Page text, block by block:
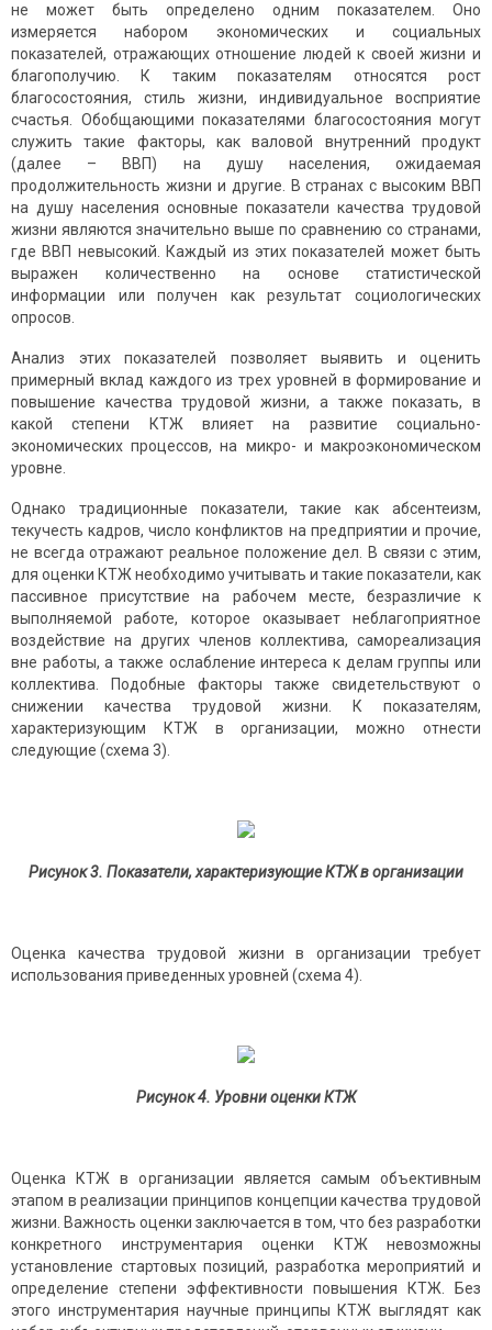
не может быть определено одним показателем. Оно
измеряется набором экономических и социальных
показателей, отражающих отношение людей к своей жизни и
благополучию. К таким показателям относятся рост
благосостояния, стиль жизни, индивидуальное восприятие
счастья. Обобщающими показателями благосостояния могут
служить такие факторы, как валовой внутренний продукт
(далее – ВВП) на душу населения, ожидаемая
продолжительность жизни и другие. В странах с высоким ВВП
на душу населения основные показатели качества трудовой
жизни являются значительно выше по сравнению со странами,
где ВВП невысокий. Каждый из этих показателей может быть
выражен количественно на основе статистической
информации или получен как результат социологических
опросов.
Анализ этих показателей позволяет выявить и оценить
примерный вклад каждого из трех уровней в формирование и
повышение качества трудовой жизни, а также показать, в
какой степени КТЖ влияет на развитие социально-
экономических процессов, на микро- и макроэкономическом
уровне.
Однако традиционные показатели, такие как абсентеизм,
текучесть кадров, число конфликтов на предприятии и прочие,
не всегда отражают реальное положение дел. В связи с этим,
для оценки КТЖ необходимо учитывать и такие показатели, как
пассивное присутствие на рабочем месте, безразличие к
выполняемой работе, которое оказывает неблагоприятное
воздействие на других членов коллектива, самореализация
вне работы, а также ослабление интереса к делам группы или
коллектива. Подобные факторы также свидетельствуют о
снижении качества трудовой жизни. К показателям,
характеризующим КТЖ в организации, можно отнести
следующие (схема 3).
Рисунок 3. Показатели, характеризующие КТЖ в организации
Оценка качества трудовой жизни в организации требует
использования приведенных уровней (схема 4).
Рисунок 4. Уровни оценки КТЖ
Оценка КТЖ в организации является самым объективным
этапом в реализации принципов концепции качества трудовой
жизни. Важность оценки заключается в том, что без разработки
конкретного инструментария оценки КТЖ невозможны
установление стартовых позиций, разработка мероприятий и
определение степени эффективности повышения КТЖ. Без
этого инструментария научные принципы КТЖ выглядят как